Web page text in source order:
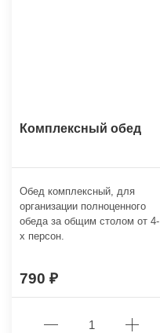
Комплексный обед
Обед комплексный, для
организации полноценного
обеда за общим столом от 4-
х персон.
790